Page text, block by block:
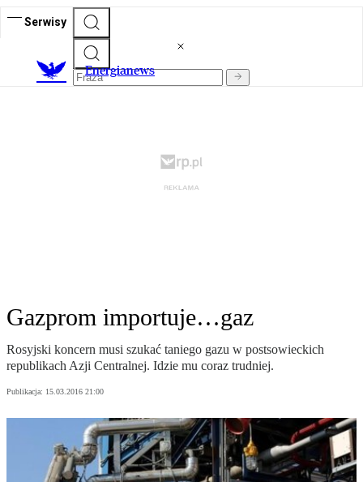
Serwisy
Energianews
Gazprom importuje…gaz
Rosyjski koncern musi szukać taniego gazu w postsowieckich
republikach Azji Centralnej. Idzie mu coraz trudniej.
Publikacja: 15.03.2016 21:00